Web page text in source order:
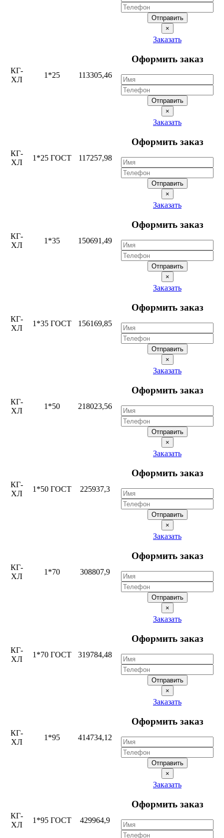
Отправить
×
КГ-
ХЛ
1*25 113305,46
Заказать
Оформить заказ
Отправить
×
КГ-
ХЛ
1*25 ГОСТ 117257,98
Заказать
Оформить заказ
Отправить
×
КГ-
ХЛ
1*35 150691,49
Заказать
Оформить заказ
Отправить
×
КГ-
ХЛ
1*35 ГОСТ 156169,85
Заказать
Оформить заказ
Отправить
×
КГ-
ХЛ
1*50 218023,56
Заказать
Оформить заказ
Отправить
×
КГ-
ХЛ
1*50 ГОСТ 225937,3
Заказать
Оформить заказ
Отправить
×
КГ-
ХЛ
1*70 308807,9
Заказать
Оформить заказ
Отправить
×
КГ-
ХЛ
1*70 ГОСТ 319784,48
Заказать
Оформить заказ
Отправить
×
КГ-
ХЛ
1*95 414734,12
Заказать
Оформить заказ
Отправить
×
КГ-
ХЛ
1*95 ГОСТ 429964,9
Заказать
Оформить заказ